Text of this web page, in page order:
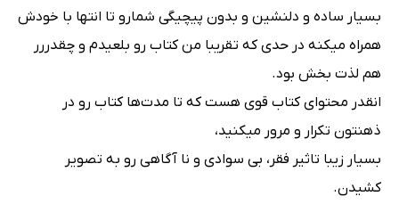
بسیار ساده و دلنشین و بدون پیچیگی شمارو تا انتها با خودش
همراه میکنه در حدی که تقریبا من کتاب رو بلعیدم و چقدررر
هم لذت بخش بود.
انقدر محتوای کتاب قوی هست که تا مدت‌ها کتاب رو در
ذهنتون تکرار و مرور میکنید،
بسیار زیبا تاثیر فقر، بی سوادی و نا آگاهی رو به تصویر
کشیدن.